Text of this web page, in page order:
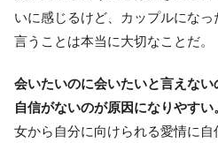
いに感じるけど、カップルにな
言うことは本当に大切なことだ。
会いたいのに会いたいと言えな
自信がないのが原因になりやすい
女から自分に向けられる愛情に